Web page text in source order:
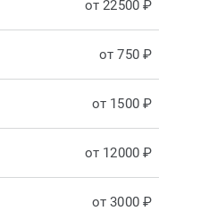
от 22500 ₽
от 750 ₽
от 1500 ₽
от 12000 ₽
от 3000 ₽